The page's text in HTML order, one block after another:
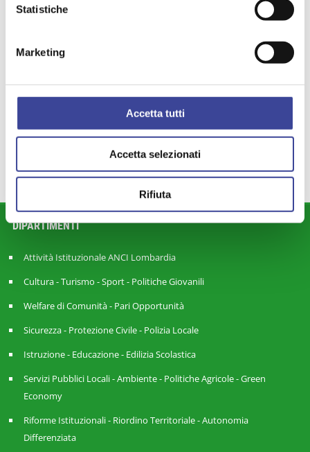
Statistiche
Marketing
Accetta tutti
Accetta selezionati
Rifiuta
SEAV,
SCANAGATTI,PARI OPPORTUNITÀ,
LINEE GUIDA ANTICORRUZIONE
PARLAMENTO
DIPARTIMENTI
Attività Istituzionale ANCI Lombardia
Cultura - Turismo - Sport - Politiche Giovanili
Welfare di Comunità - Pari Opportunità
Sicurezza - Protezione Civile - Polizia Locale
Istruzione - Educazione - Edilizia Scolastica
Servizi Pubblici Locali - Ambiente - Politiche Agricole - Green
Economy
Riforme Istituzionali - Riordino Territoriale - Autonomia
Differenziata